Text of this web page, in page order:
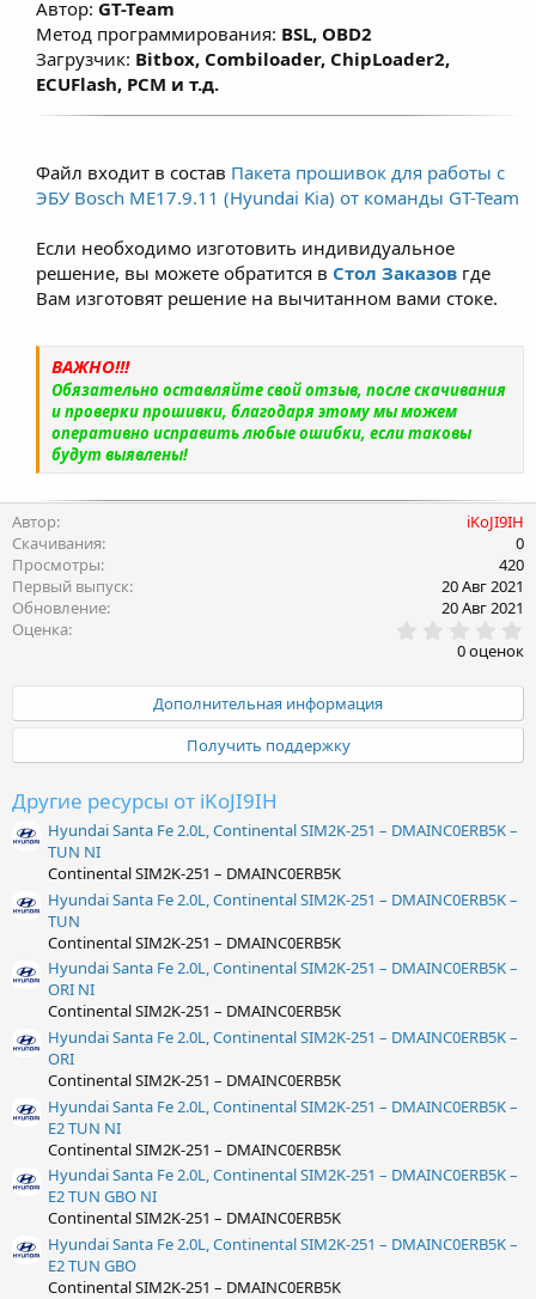
Автор: GT-Team
Метод программирования: BSL, OBD2
Загрузчик: Bitbox, Combiloader, ChipLoader2,
ECUFlash, PCM и т.д.
Файл входит в состав Пакета прошивок для работы с
ЭБУ Bosch ME17.9.11 (Hyundai Kia) от команды GT-Team
Если необходимо изготовить индивидуальное
решение, вы можете обратится в Стол Заказов где
Вам изготовят решение на вычитанном вами стоке.
ВАЖНО!!!
Обязательно оставляйте свой отзыв, после скачивания
и проверки прошивки, благодаря этому мы можем
оперативно исправить любые ошибки, если таковы
будут выявлены!
Автор
iKoJI9IH
Скачивания
0
Просмотры
420
Первый выпуск
20 Авг 2021
Обновление
20 Авг 2021
Оценка
.
0
0
в
ё
з
0 оценок
Дополнительная информация
Получить поддержку
Другие ресурсы от iKoJI9IH
Hyundai Santa Fe 2.0L, Continental SIM2K-251 – DMAINC0ERB5K –
TUN NI
Continental SIM2K-251 – DMAINC0ERB5K
Hyundai Santa Fe 2.0L, Continental SIM2K-251 – DMAINC0ERB5K –
TUN
Continental SIM2K-251 – DMAINC0ERB5K
Hyundai Santa Fe 2.0L, Continental SIM2K-251 – DMAINC0ERB5K –
ORI NI
Continental SIM2K-251 – DMAINC0ERB5K
Hyundai Santa Fe 2.0L, Continental SIM2K-251 – DMAINC0ERB5K –
ORI
Continental SIM2K-251 – DMAINC0ERB5K
Hyundai Santa Fe 2.0L, Continental SIM2K-251 – DMAINC0ERB5K –
E2 TUN NI
Continental SIM2K-251 – DMAINC0ERB5K
Hyundai Santa Fe 2.0L, Continental SIM2K-251 – DMAINC0ERB5K –
E2 TUN GBO NI
Continental SIM2K-251 – DMAINC0ERB5K
Hyundai Santa Fe 2.0L, Continental SIM2K-251 – DMAINC0ERB5K –
E2 TUN GBO
Continental SIM2K-251 – DMAINC0ERB5K